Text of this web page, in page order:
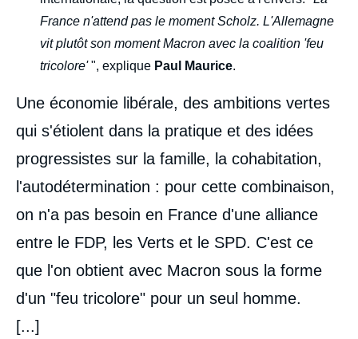
France n'attend pas le moment Scholz. L'Allemagne
vit plutôt son moment Macron avec la coalition 'feu
tricolore'", explique Paul Maurice.
Une économie libérale, des ambitions vertes
qui s'étiolent dans la pratique et des idées
progressistes sur la famille, la cohabitation,
l'autodétermination : pour cette combinaison,
on n'a pas besoin en France d'une alliance
entre le FDP, les Verts et le SPD. C'est ce
que l'on obtient avec Macron sous la forme
d'un "feu tricolore" pour un seul homme.
[...]